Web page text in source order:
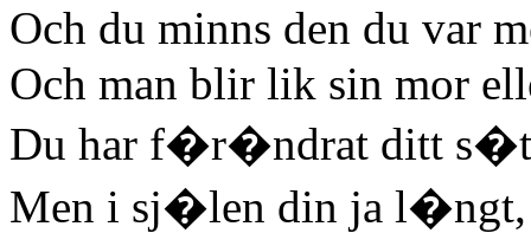
Och du minns den du var
Och man blir lik sin mor
Du har f�r�ndrat ditt
Men i sj�len din ja